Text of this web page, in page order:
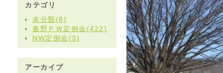
カテゴリ
未分類(8)
秦野ＰＷ定例会(422)
NW定例会(3)
アーカイブ